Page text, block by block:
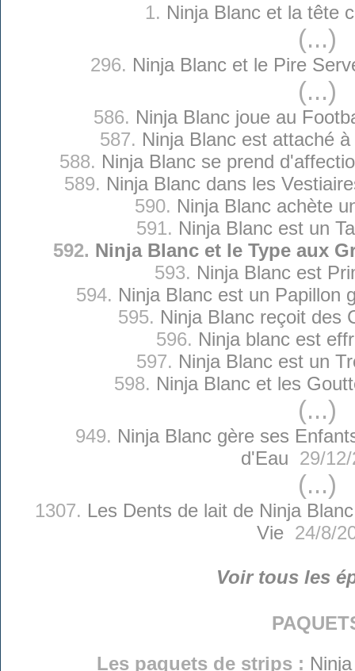
1. Ninja Blanc et la tête
(...)
296. Ninja Blanc et le Pire
(...)
586. Ninja Blanc joue au
587. Ninja Blanc est attaché
588. Ninja Blanc se prend
589. Ninja Blanc dans les
590. Ninja Blanc achète
591. Ninja Blanc est un
592. Ninja Blanc et le Type aux
593. Ninja Blanc est
594. Ninja Blanc est un Papillon
595. Ninja Blanc reçoit des
596. Ninja blanc est
597. Ninja Blanc est un
598. Ninja Blanc et les
(...)
949. Ninja Blanc gère ses
d'Eau 29/
(...)
1307. Les Dents de lait de Ninja
Vie24/8/
Voir tous les
Les paquets de strips :